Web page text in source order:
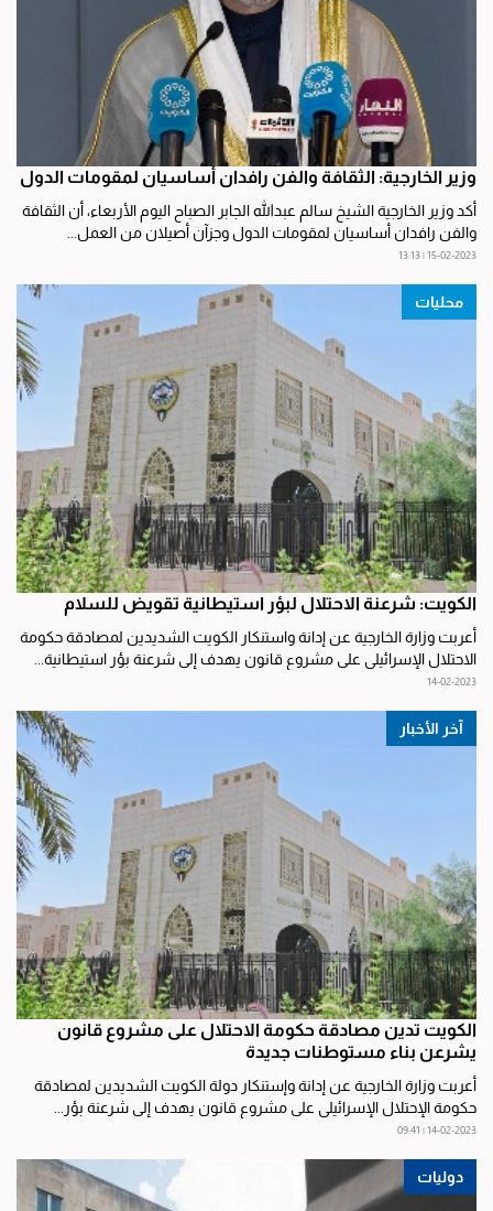
وزير الخارجية: الثقافة والفن رافدان أساسيان لمقومات الدول
أكد وزير الخارجية الشيخ سالم عبدالله الجابر الصباح اليوم الأربعاء، أن الثقافة
والفن رافدان أساسيان لمقومات الدول وجزآن أصيلان من العمل...
15-02-2023 | 13:13
محليات
الكويت: شرعنة الاحتلال لبؤر استيطانية تقويض للسلام
أعربت وزارة الخارجية عن إدانة واستنكار الكويت الشديدين لمصادقة حكومة
الاحتلال الإسرائيلي على مشروع قانون يهدف إلى شرعنة بؤر استيطانية...
14-02-2023
آخر الأخبار
الكويت تدين مصادقة حكومة الاحتلال على مشروع قانون
يشرعن بناء مستوطنات جديدة
أعربت وزارة الخارجية عن إدانة وإستنكار دولة الكويت الشديدين لمصادقة
حكومة الإحتلال الإسرائيلي على مشروع قانون يهدف إلى شرعنة بؤر...
14-02-2023 | 09:41
دوليات